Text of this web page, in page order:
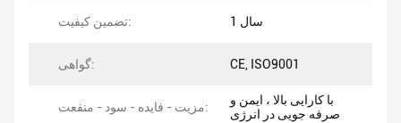
تضمین کیفیت: 1 سال
گواهی: CE, ISO9001
مزیت - فایده - سود - منفعت:
با کارایی بالا ، ایمن و
صرفه جویی در انرژی